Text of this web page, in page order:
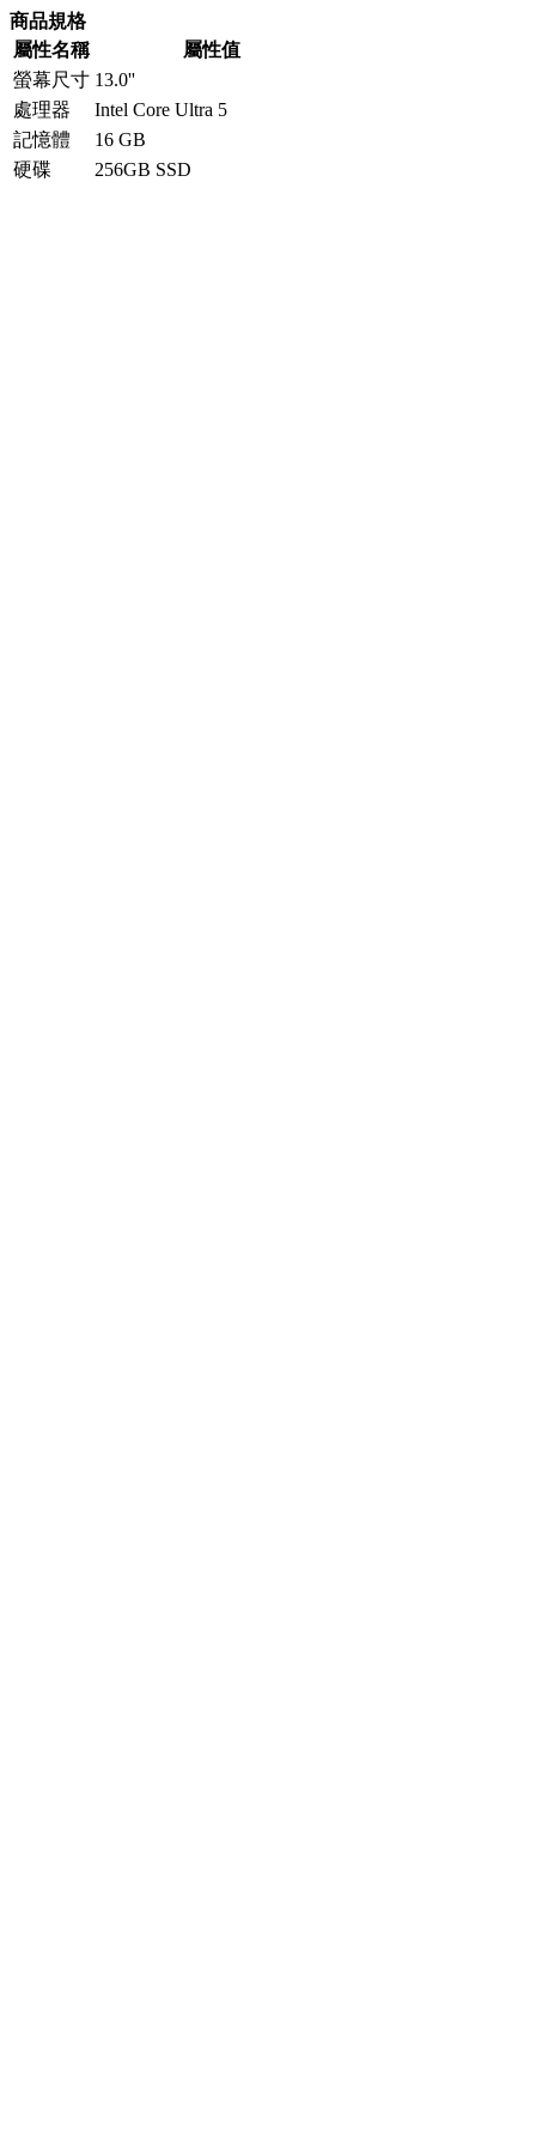
商品規格
屬性名稱
屬性值
螢幕尺寸 13.0''
處理器
Intel Core Ultra 5
記憶體
16 GB
硬碟
256GB SSD